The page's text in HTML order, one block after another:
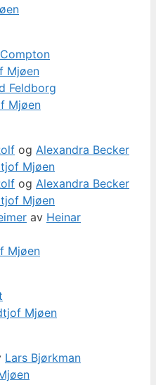
Mjøen
Feldborg
Mjøen
og Alexandra Becker
Mjøen
og Alexandra Becker
Mjøen
av Heinar
Mjøen
Mjøen
Lars Bjørkman